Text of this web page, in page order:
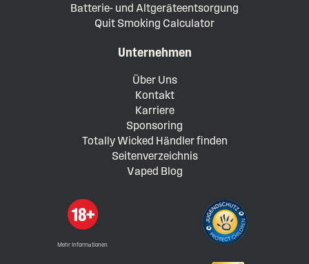
Batterie- und Altgeräteentsorgung
Quit Smoking Calculator
Unternehmen
Über Uns
Kontakt
Karriere
Sponsoring
Totally Wicked Händler finden
Seitenverzeichnis
Vaped Blog
Mehr Informationen